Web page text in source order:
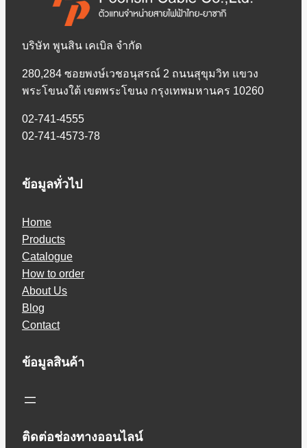
บริษัท พูนสิน เคเบิล จำกัด
280,284 ซอยพงษ์เวชอนุสรณ์ 2 ถนนสุขุมวิท แขวง
พระโขนงใต้ เขตพระโขนง กรุงเทพมหานคร 10260
02-741-4555
02-741-4573-78
ข้อมูลทั่วไป
Home
Products
Catalogue
How to order
About Us
Blog
Contact
ข้อมูลสินค้า
ติดต่อช่องทางออนไลน์